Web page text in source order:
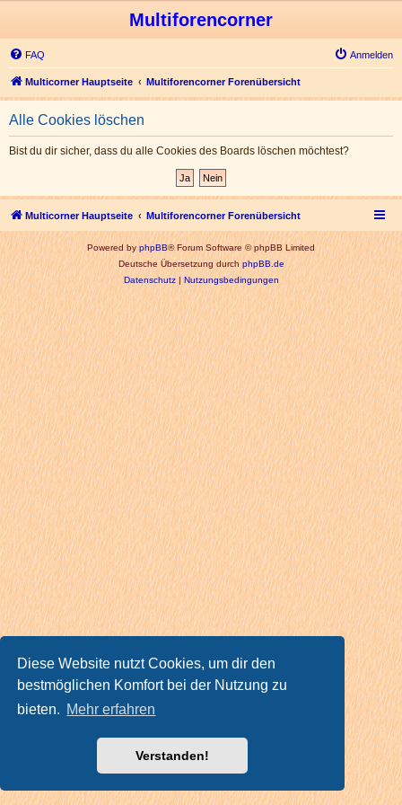
Diese Website nutzt Cookies, um dir den
bestmöglichen Komfort bei der Nutzung zu
bieten. Mehr erfahren
Verstanden!
Multiforencorner
FAQ Anmelden
Multicorner Hauptseite Multiforencorner Forenübersicht
Alle Cookies löschen
Bist du dir sicher, dass du alle Cookies des Boards löschen möchtest?
Multicorner Hauptseite Multiforencorner Forenübersicht
Powered byphpBB® Forum Software © phpBB Limited
Deutsche Übersetzung durchphpBB.de
Datenschutz|Nutzungsbedingungen